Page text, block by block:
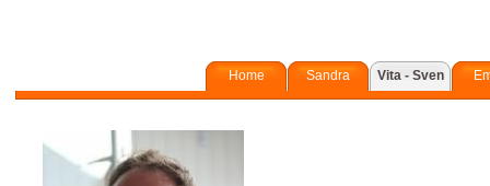
Home Sandra Vita - Sven